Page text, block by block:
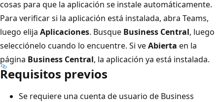
cosas para que la aplicación se instale automáticamente.
Para verificar si la aplicación está instalada, abra Teams,
luego elija Aplicaciones. Busque Business Central, luego
selecciónelo cuando lo encuentre. Si veAbierta en la
página Business Central, la aplicación ya está instalada.
Requisitos previos
Se requiere una cuenta de usuario de Business